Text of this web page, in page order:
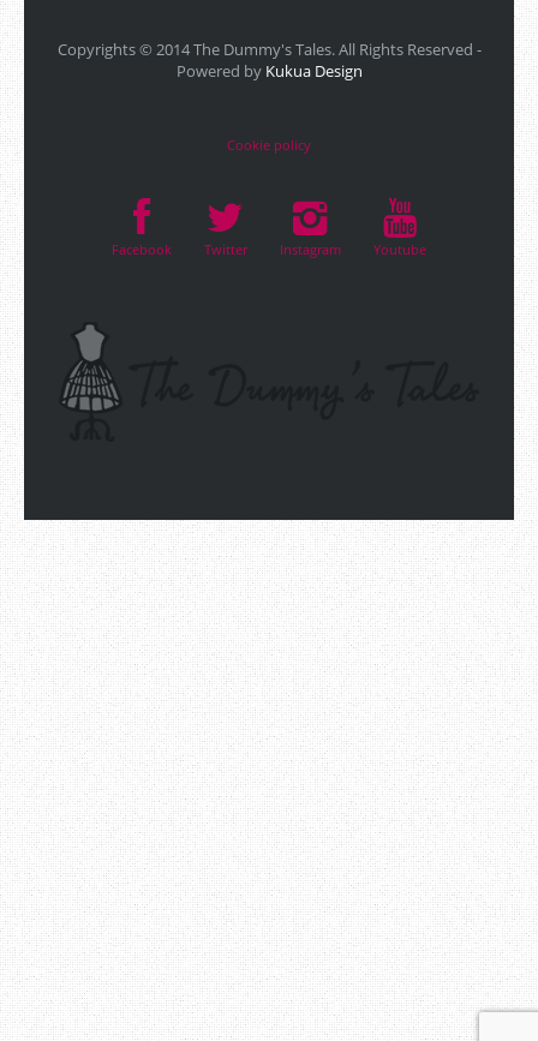
Copyrights © 2014 The Dummy's Tales. All Rights Reserved -
Powered by Kukua Design
Cookie policy
Facebook Twitter Instagram Youtube